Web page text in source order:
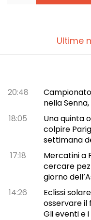
Ultime
20:48
nella
18:05
Una quinta
colpire
settimana
17:18
Mercatini a
cercare
giorno
14:26
Eclissi
osservare il
Gli eventi e